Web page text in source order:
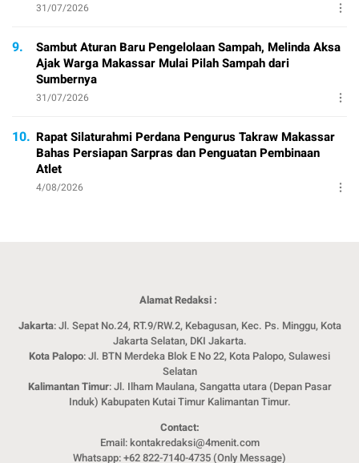
31/07/2026
9.
Sambut Aturan Baru Pengelolaan Sampah, Melinda Aksa
Ajak Warga Makassar Mulai Pilah Sampah dari
Sumbernya
31/07/2026
10. Rapat Silaturahmi Perdana Pengurus Takraw Makassar
Bahas Persiapan Sarpras dan Penguatan Pembinaan
Atlet
4/08/2026
Alamat Redaksi :
Jakarta: Jl. Sepat No.24, RT.9/RW.2, Kebagusan, Kec. Ps. Minggu, Kota
Jakarta Selatan, DKI Jakarta.
Kota Palopo: Jl. BTN Merdeka Blok E No 22, Kota Palopo, Sulawesi
Selatan
Kalimantan Timur: Jl. Ilham Maulana, Sangatta utara (Depan Pasar
Induk) Kabupaten Kutai Timur Kalimantan Timur.
Contact:
Email: kontakredaksi@4menit.com
Whatsapp: +62 822-7140-4735 (Only Message)